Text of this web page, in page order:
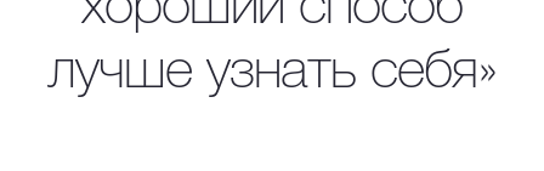
лучше узнать себя»